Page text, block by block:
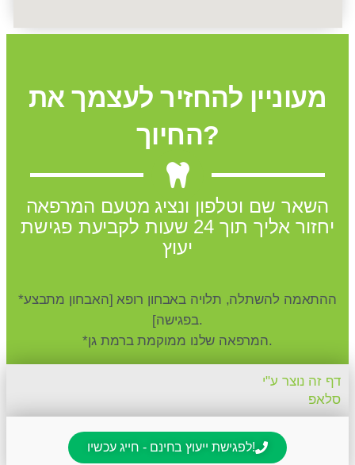
מעוניין להחזיר לעצמך את
החיוך?
השאר שם וטלפון ונציג מטעם המרפאה
יחזור אליך תוך 24 שעות לקביעת פגישת
יעוץ
*ההתאמה להשתלה, תלויה באבחון רופא [האבחון מתבצע
בפגישה].
*המרפאה שלנו ממוקמת ברמת גן.
דף זה נוצר ע"י
סלאפ
לפגישת ייעוץ בחינם - חייג עכשיו!